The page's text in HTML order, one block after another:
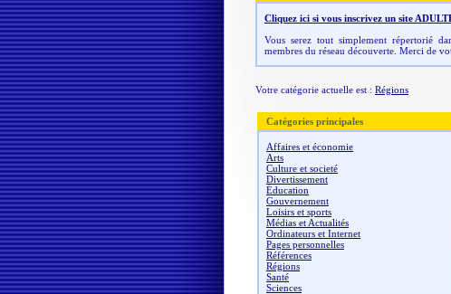
Cliquez ici si vous inscrivez un site
Vous serez tout simplement répertorié
membres du réseau découverte. Merci de
Votre catégorie actuelle est : Régions
Catégories principales
Affaires et économie
Arts
Culture et societé
Divertissement
Éducation
Gouvernement
Loisirs et sports
Médias et Actualités
Ordinateurs et Internet
Pages personnelles
Références
Régions
Santé
Sciences